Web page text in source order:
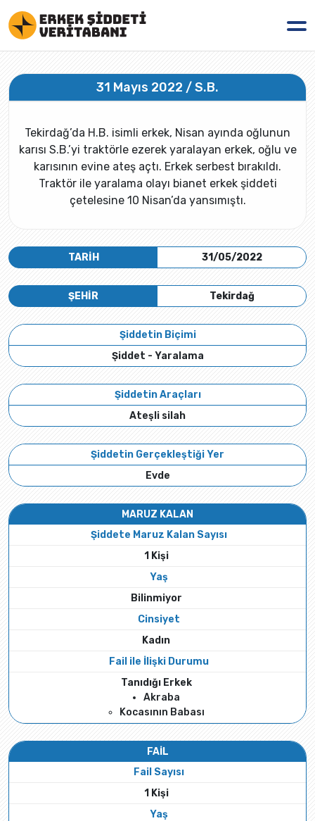
31 Mayıs 2022 / S.B.
Tekirdağ’da H.B. isimli erkek, Nisan ayında oğlunun
karısı S.B.’yi traktörle ezerek yaralayan erkek, oğlu ve
karısının evine ateş açtı. Erkek serbest bırakıldı.
Traktör ile yaralama olayı bianet erkek şiddeti
çetelesine 10 Nisan’da yansımıştı.
TARİH 31/05/2022
Tekirdağ
ŞEHİR
Şiddetin Biçimi
Şiddet - Yaralama
Şiddetin Araçları
Ateşli silah
Şiddetin Gerçekleştiği Yer
Evde
MARUZ KALAN
Şiddete Maruz Kalan Sayısı
1 Kişi
Yaş
Bilinmiyor
Cinsiyet
Kadın
Fail ile İlişki Durumu
Tanıdığı Erkek
Akraba
Kocasının Babası
FAİL
Fail Sayısı
1 Kişi
Yaş